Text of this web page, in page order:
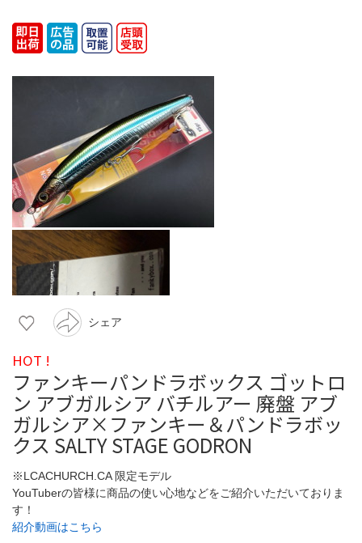
シェア
HOT !
ファンキーパンドラボックス ゴットロ
ン アブガルシア バチルアー 廃盤 アブ
ガルシア×ファンキー＆パンドラボッ
クス SALTY STAGE GODRON
※LCACHURCH.CA 限定モデル
YouTuberの皆様に商品の使い心地などをご紹介いただいておりま
す！
紹介動画はこちら